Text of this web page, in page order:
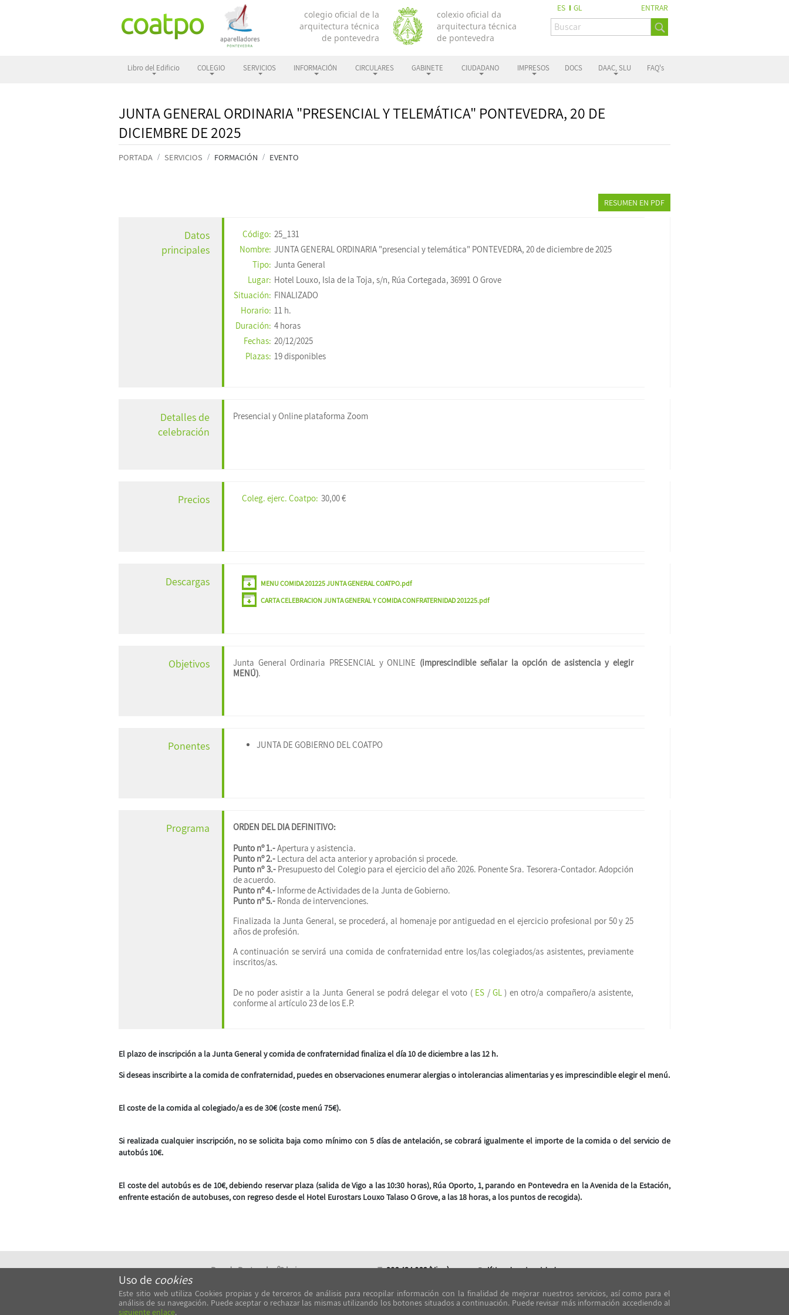
Uso de cookies
Este sitio web utiliza Cookies propias y de terceros de análisis para recopilar información con la finalidad de mejorar nuestros servicios, así como para el
análisis de su navegación. Puede aceptar o rechazar las mismas utilizando los botones situados a continuación. Puede revisar más información accediendo al
siguiente enlace.
ES GL ENTRAR
Libro del Edificio COLEGIO SERVICIOS INFORMACIÓN CIRCULARES GABINETE CIUDADANO IMPRESOS DOCS DAAC, SLU FAQ's
JUNTA GENERAL ORDINARIA "PRESENCIAL Y TELEMÁTICA" PONTEVEDRA, 20 DE
DICIEMBRE DE 2025
PORTADA SERVICIOS FORMACIÓN EVENTO
RESUMEN EN PDF
Datos
principales
Código: 25_131
Nombre: JUNTA GENERAL ORDINARIA "presencial y telemática" PONTEVEDRA, 20 de diciembre de 2025
Tipo: Junta General
Lugar: Hotel Louxo, Isla de la Toja, s/n, Rúa Cortegada, 36991 O Grove
Situación: FINALIZADO
Horario: 11 h.
Duración: 4 horas
Fechas: 20/12/2025
Plazas: 19 disponibles
Detalles de
celebración
Presencial y Online plataforma Zoom
Precios Coleg. ejerc. Coatpo: 30,00 €
Descargas
MENU COMIDA 201225 JUNTA GENERAL COATPO.pdf
CARTA CELEBRACION JUNTA GENERAL Y COMIDA CONFRATERNIDAD 201225.pdf
Objetivos Junta General Ordinaria PRESENCIAL y ONLINE (imprescindible señalar la opción de asistencia y elegir
MENÚ).
Ponentes JUNTA DE GOBIERNO DEL COATPO
Programa
ORDEN DEL DIA DEFINITIVO:
Punto nº 1.-Apertura y asistencia.
Punto nº 2.-Lectura del acta anterior y aprobación si procede.
Punto nº 3.-Presupuesto del Colegio para el ejercicio del año 2026. Ponente Sra. Tesorera-Contador. Adopción
de acuerdo.
Punto nº 4.-Informe de Actividades de la Junta de Gobierno.
Punto nº 5.-Ronda de intervenciones.
Finalizada la Junta General, se procederá, al homenaje por antiguedad en el ejercicio profesional por 50 y 25
años de profesión.
A continuación se servirá una comida de confraternidad entre los/las colegiados/as asistentes, previamente
inscritos/as.
De no poder asistir a la Junta General se podrá delegar el voto ( ES / GL ) en otro/a compañero/a asistente,
conforme al artículo 23 de los E.P.
El plazo de inscripción a la Junta General y comida de confraternidad finaliza el día 10 de diciembre a las 12 h.
Si deseas inscribirte a la comida de confraternidad, puedes en observaciones enumerar alergias o intolerancias alimentarias y es imprescindible elegir el menú.
El coste de la comida al colegiado/a es de 30€ (coste menú 75€).
Si realizada cualquier inscripción, no se solicita baja como mínimo con 5 días de antelación, se cobrará igualmente el importe de la comida o del servicio de
autobús 10€.
El coste del autobús es de 10€, debiendo reservar plaza (salida de Vigo a las 10:30 horas), Rúa Oporto, 1, parando en Pontevedra en la Avenida de la Estación,
enfrente estación de autobuses, con regreso desde el Hotel Eurostars Louxo Talaso O Grove, a las 18 horas, a los puntos de recogida).
Pza. de Portugal, nº2 baixo
Rúa Enfesta de San Telmo, nº23
T:986 434 066 (Vigo)
(Pontevedra)
Política de privacidad
Cláusulas RGPD